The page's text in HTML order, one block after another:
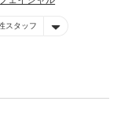
スタッフ